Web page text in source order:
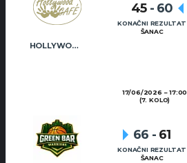
HOLLYWOOD CAFÉ
45 - 60
KONAČNI REZULTAT
ŠANAC
17/06/2026
17:00
(7. KOLO)
66 - 61
KONAČNI REZULTAT
ŠANAC